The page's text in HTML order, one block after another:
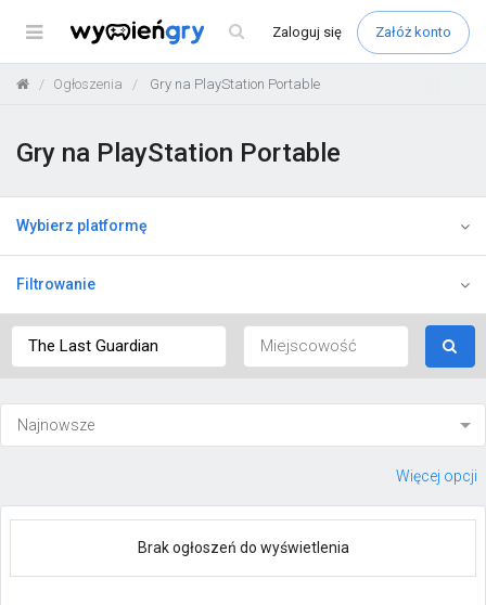
Menu Zaloguj się Załóż konto
Ogłoszenia Gry na PlayStation Portable
Gry na PlayStation Portable
Wybierz platformę
Filtrowanie
Więcej opcji
Brak ogłoszeń do wyświetlenia